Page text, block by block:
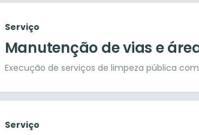
Serviço
Manutenção de vias e
Execução de serviços de limpeza pública
Serviço